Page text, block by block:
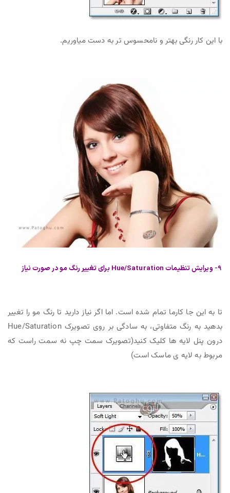
با این کار رنگی بهتر و نامحسوس تر به دست میاوریم.
9- ویرایش تنظیمات Hue/Saturation برای تغییر رنگ مو در صورت نیاز
تا به این جا کارما تمام شده است. اما اگر نیاز دارید تا رنگ مو را تغییر
بدهید به رنگ متفاوتی، به سادگی بر روی تصویرک Hue/Saturation
درون پنل لایه ها کلیک کنید(تصویرک سمت چپ نه سمت راست که
مربوط به لایه ی ماسک است)